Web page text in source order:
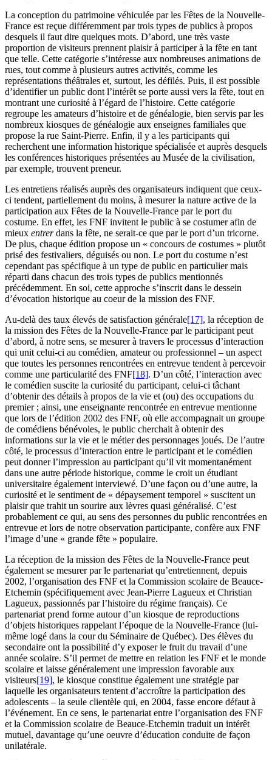
La conception du patrimoine véhiculée par les Fêtes de la Nouvelle-
France est reçue différemment par trois types de publics à propos
desquels il faut dire quelques mots. D’abord, une très vaste
proportion de visiteurs prennent plaisir à participer à la fête en tant
que telle. Cette catégorie s’intéresse aux nombreuses animations de
rues, tout comme à plusieurs autres activités, comme les
représentations théâtrales et, surtout, les défilés. Puis, il est possible
d’identifier un public dont l’intérêt se porte aussi vers la fête, tout en
montrant une curiosité à l’égard de l’histoire. Cette catégorie
regroupe les amateurs d’histoire et de généalogie, bien servis par les
nombreux kiosques de généalogie aux enseignes familiales que
propose la rue Saint-Pierre. Enfin, il y a les participants qui
recherchent une information historique spécialisée et auprès desquels
les conférences historiques présentées au Musée de la civilisation,
par exemple, trouvent preneur.
Les entretiens réalisés auprès des organisateurs indiquent que ceux-
ci tendent, partiellement du moins, à mesurer la nature active de la
participation aux Fêtes de la Nouvelle-France par le port du
costume. En effet, les FNF invitent le public à se costumer afin de
mieux entrerdans la fête, ne serait-ce que par le port d’un tricorne.
De plus, chaque édition propose un « concours de costumes » plutôt
prisé des festivaliers, déguisés ou non. Le port du costume n’est
cependant pas spécifique à un type de public en particulier mais
réparti dans chacun des trois types de publics mentionnés
précédemment. En soi, cette approche s’inscrit dans le dessein
d’évocation historique au coeur de la mission des FNF.
Au-delà des taux élevés de satisfaction générale[17], la réception de
la mission des Fêtes de la Nouvelle-France par le participant peut
d’abord, à notre sens, se mesurer à travers le processus d’interaction
qui unit celui-ci au comédien, amateur ou professionnel – un aspect
que toutes les personnes rencontrées en entrevue tendent à percevoir
comme une particularité des FNF[18]. D’un côté, l’interaction avec
le comédien suscite la curiosité du participant, celui-ci tâchant
d’obtenir des détails à propos de la vie et (ou) des occupations du
premier ; ainsi, une enseignante rencontrée en entrevue mentionne
que lors de l’édition 2002 des FNF, où elle accompagnait un groupe
de comédiens bénévoles, le public cherchait à obtenir des
informations sur la vie et le métier des personnages joués. De l’autre
côté, le processus d’interaction entre le participant et le comédien
peut donner l’impression au participant qu’il vit momentanément
dans une autre période historique, comme le croit un étudiant
universitaire également interviewé. D’une façon ou d’une autre, la
curiosité et le sentiment de « dépaysement temporel » suscitent un
plaisir que trahit un sourire aux lèvres quasi généralisé. C’est
probablement ce qui, au sens des personnes du public rencontrées en
entrevue et lors de notre observation participante, confère aux FNF
l’image d’une « grande fête » populaire.
La réception de la mission des Fêtes de la Nouvelle-France peut
également se mesurer par le partenariat qu’entretiennent, depuis
2002, l’organisation des FNF et la Commission scolaire de Beauce-
Etchemin (spécifiquement avec Jean-Pierre Lagueux et Christian
Lagueux, passionnés par l’histoire du régime français). Ce
partenariat prend forme autour d’un kiosque de reproductions
d’objets historiques rappelant l’époque de la Nouvelle-France (lui-
même logé dans la cour du Séminaire de Québec). Des élèves du
secondaire ont la possibilité d’y exposer le fruit du travail d’une
année scolaire. S’il permet de mettre en relation les FNF et le monde
scolaire et laisse généralement une impression favorable aux
visiteurs[19], le kiosque constitue également une stratégie par
laquelle les organisateurs tentent d’accroître la participation des
adolescents – la seule clientèle qui, en 2004, fasse encore défaut à
l’événement. En ce sens, le partenariat entre l’organisation des FNF
et la Commission scolaire de Beauce-Etchemin traduit un intérêt
mutuel, davantage qu’une oeuvre d’éducation conduite de façon
unilatérale.